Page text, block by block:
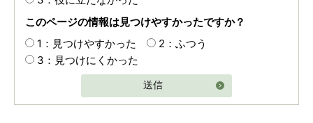
このページの情報は見つけやすかったですか？
1：見つけやすかった
2：ふつう
3：見つけにくかった
送信